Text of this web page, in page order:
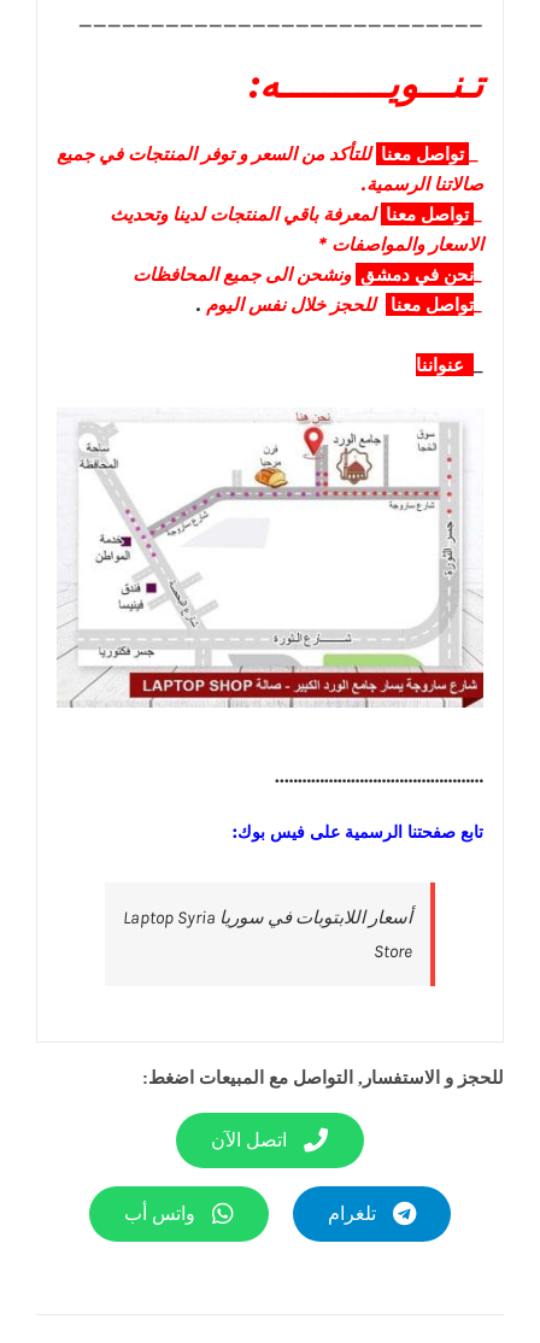
____________________________
تـنـــويــــــــــه:
تواصل معنا للتأكد من السعر و توفر المنتجات في جميع
صالاتنا الرسمية.
تواصل معنا لمعرفة باقي المنتجات لدينا وتحديث
الاسعار والمواصفات *
نحن في دمشق ونشحن الى جميع المحافظات
تواصل معنا للحجز خلال نفس اليوم .
عنواننا
………………………………………..
تابع صفحتنا الرسمية على فيس بوك:
‎أسعار اللابتوبات في سوريا Laptop Syria
Store‎
للحجز و الاستفسار, التواصل مع المبيعات اضغط:
اتصل الآن
تلغرام واتس أب